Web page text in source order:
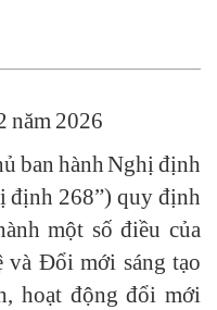
năm 2026
ban hành Nghị định
định 268”) quy định
một số điều của
và Đổi mới sáng tạo
hoạt động đổi mới